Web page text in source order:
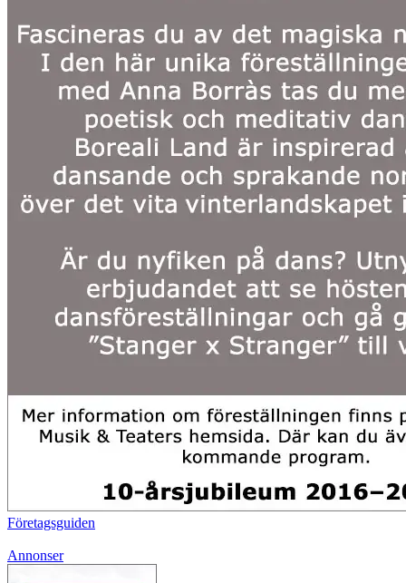
Företagsguiden
Annonser